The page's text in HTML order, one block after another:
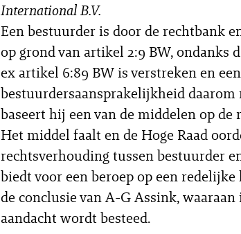
International B.V.
Een bestuurder is door de rechtbank
op grond van artikel 2:9 BW,
ex artikel 6:89 BW is verstreken en
bestuurdersaansprakelijkheid
baseert hij een van de middelen op
Het middel faalt en de Hoge Raad
rechtsverhouding tussen bestuurder
biedt voor een beroep op een
de conclusie van A-G Assink,
aandacht wordt besteed.